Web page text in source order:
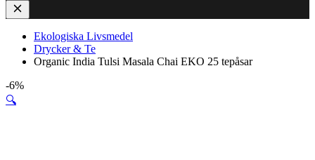
Ekologiska Livsmedel
Drycker & Te
Organic India Tulsi Masala Chai EKO 25 tepåsar
-6%
🔍